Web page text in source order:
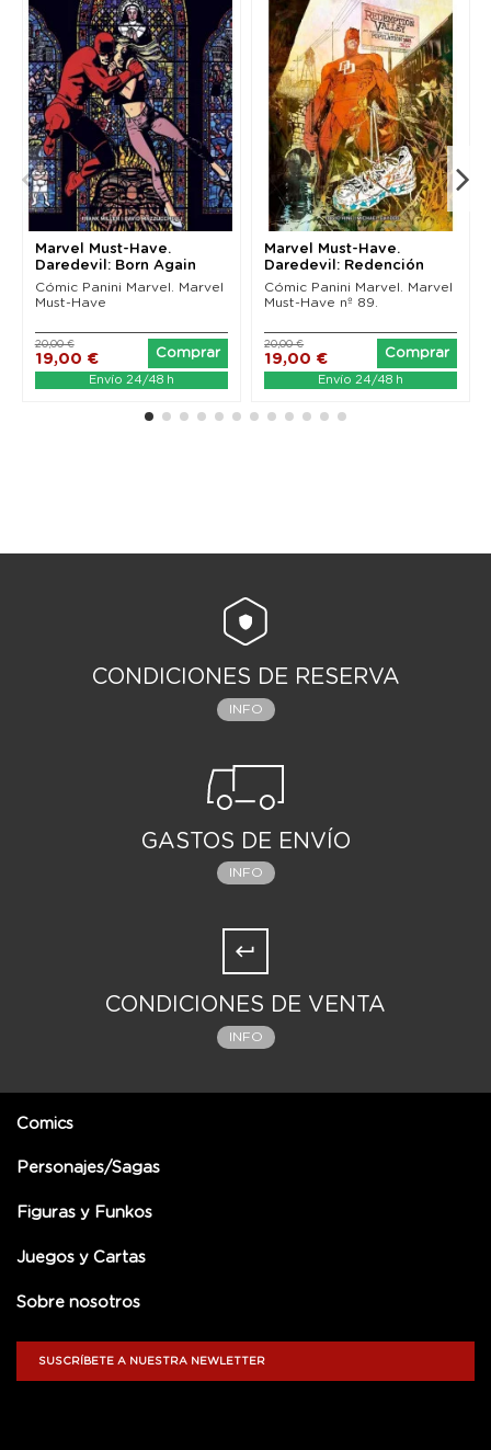
Marvel Must-Have.
Daredevil: Born Again
(Nueva edición)
Cómic Panini Marvel. Marvel
Must-Have
19,00 €
20,00 €
Comprar
Envío 24/48 h
Marvel Must-Have.
Daredevil: Redención
Cómic Panini Marvel. Marvel
Must-Have nº 89.
19,00 €
20,00 €
Comprar
Envío 24/48 h
CONDICIONES DE RESERVA
INFO
GASTOS DE ENVÍO
INFO
CONDICIONES DE VENTA
INFO
Comics
Personajes/Sagas
Figuras y Funkos
Juegos y Cartas
Sobre nosotros
SUSCRÍBETE A NUESTRA NEWLETTER